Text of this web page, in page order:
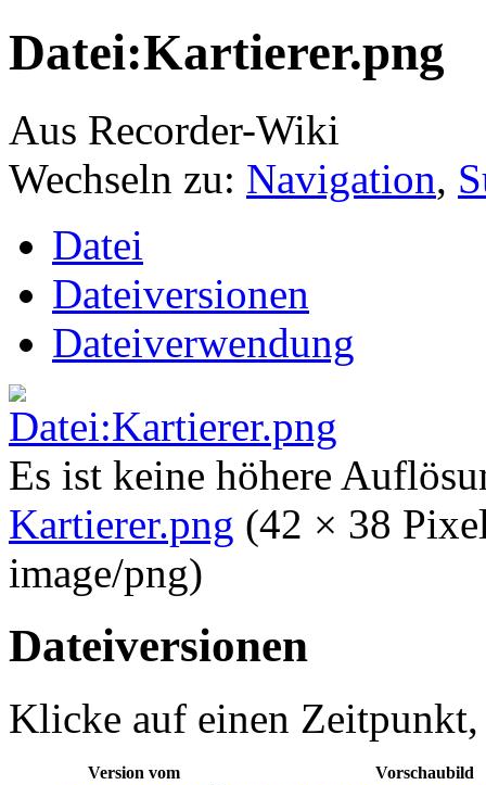
Datei:Kartierer.png
Aus Recorder-Wiki
Wechseln zu: Navigation,
Datei
Dateiversionen
Dateiverwendung
Es ist keine höhere
Kartierer.png (42 × 38
image/png)
Dateiversionen
Klicke auf einen Zeitpunkt,
Version vom
Vorschaubild